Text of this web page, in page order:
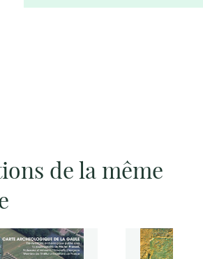
de la même